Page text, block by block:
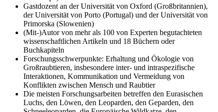
Gastdozent an der Universität von Oxford (Großbritannien),
der Universität von Porto (Portugal) und der Universität von
Primorska (Slowenien)
(Mit-)Autor von mehr als 100 von Experten begutachteten
wissenschaftlichen Artikeln und 18 Büchern oder
Buchkapiteln
Forschungsschwerpunkte: Erhaltung und Ökologie von
Großraubtieren, insbesondere inter- und intraspezifische
Interaktionen, Kommunikation und Vermeidung von
Konflikten zwischen Mensch und Raubtier
Die meisten Forschungsarbeiten betreffen den Eurasischen
Luchs, den Löwen, den Leoparden, den Geparden, den